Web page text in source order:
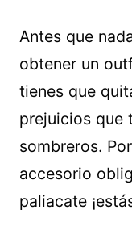
Antes que
obtener un
tienes que
prejuicios que
sombreros.
accesorio
paliacate